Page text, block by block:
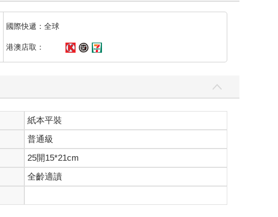
國際快遞：全球
港澳店取：
紙本平裝
普通級
25開15*21cm
全齡適讀